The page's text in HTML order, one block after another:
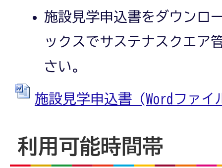
施設見学申込書をダウンロ
ックスでサステナスクエア
さい。
施設見学申込書 (Wordファ
利用可能時間帯